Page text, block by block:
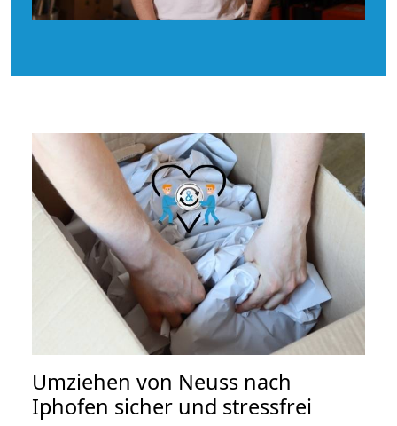
Umziehen von Neuss nach
Iphofen sicher und stressfrei